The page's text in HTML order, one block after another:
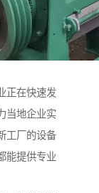
正在快速发
当地企业实
工厂的设备
能提供专业